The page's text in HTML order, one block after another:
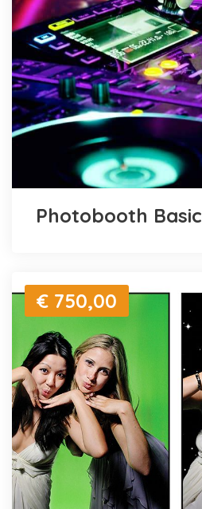
Photobooth Basic
€ 750,00